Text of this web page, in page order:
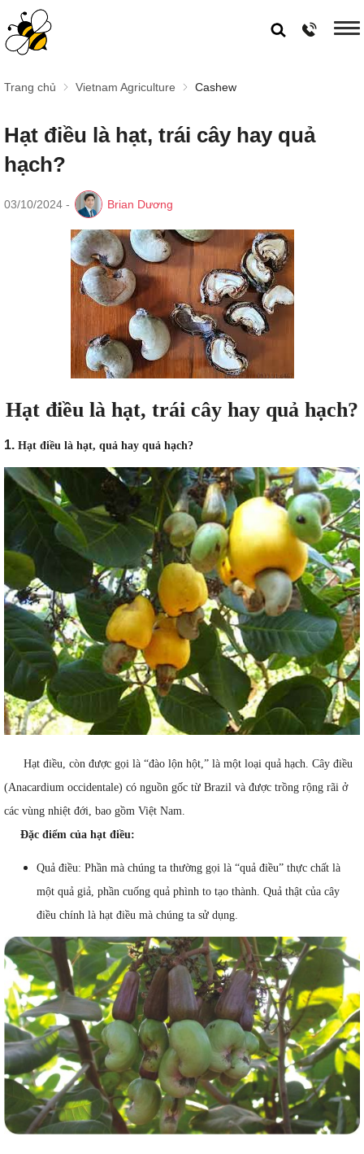
Trang chủ Vietnam Agriculture Cashew
Hạt điều là hạt, trái cây hay quả
hạch?
03/10/2024 - Brian Dương
Hạt điều là hạt, trái cây hay quả hạch?
1. Hạt điều là hạt, quả hay quả hạch?
Hạt điều, còn được gọi là “đào lộn hột,” là một loại quả hạch. Cây điều
(Anacardium occidentale) có nguồn gốc từ Brazil và được trồng rộng rãi ở
các vùng nhiệt đới, bao gồm Việt Nam.
Đặc điểm của hạt điều:
Quả điều: Phần mà chúng ta thường gọi là “quả điều” thực chất là
một quả giả, phần cuống quả phình to tạo thành. Quả thật của cây
điều chính là hạt điều mà chúng ta sử dụng.